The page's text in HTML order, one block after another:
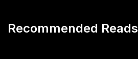
Recommended Reads